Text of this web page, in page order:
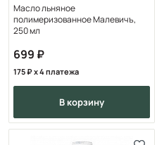
Масло льняное
полимеризованное Малевичъ,
250 мл
699
175 x 4 платежа
в корзину